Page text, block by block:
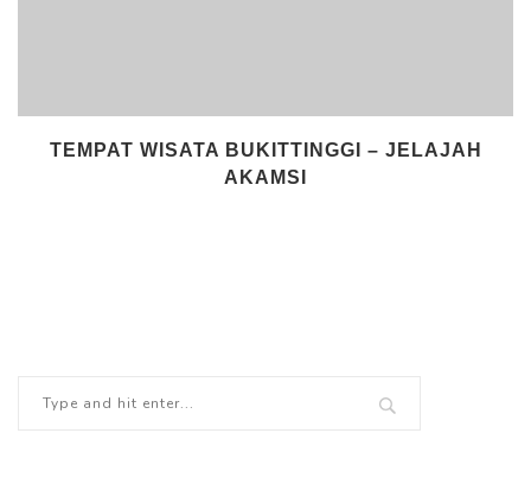
TEMPAT WISATA BUKITTINGGI – JELAJAH
AKAMSI